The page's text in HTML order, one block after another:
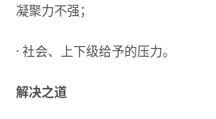
凝聚力不强；
· 社会、上下级给予的压力。
解决之道